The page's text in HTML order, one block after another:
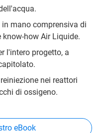
mano comprensiva di
how Air Liquide.
l'intero progetto, a
nei reattori
di ossigeno.
eBook